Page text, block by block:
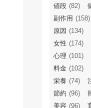
値段 (82)
副作用 (158)
原因 (134)
女性 (174)
心理 (101)
料金 (102)
栄養 (74)
節約 (96)
美容 (96)